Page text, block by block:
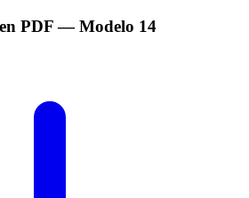
PDF— Modelo 14